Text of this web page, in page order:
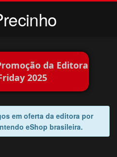
da Editora
2025
em oferta da editora por
eShop brasileira.